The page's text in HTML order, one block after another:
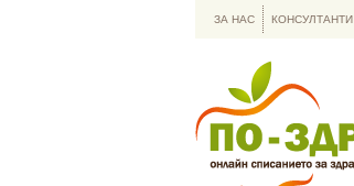
ЗА НАС КОНСУЛТАНТИ